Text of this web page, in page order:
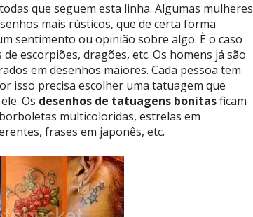
que seguem esta linha. Algumas mulheres
mais rústicos, que de certa forma
sentimento ou opinião sobre algo. È o caso
escorpiões, dragões, etc. Os homens já são
em desenhos maiores. Cada pessoa tem
isso precisa escolher uma tatuagem que
Os desenhos de tatuagens bonitasficam
multicoloridas, estrelas em
frases em japonês, etc.